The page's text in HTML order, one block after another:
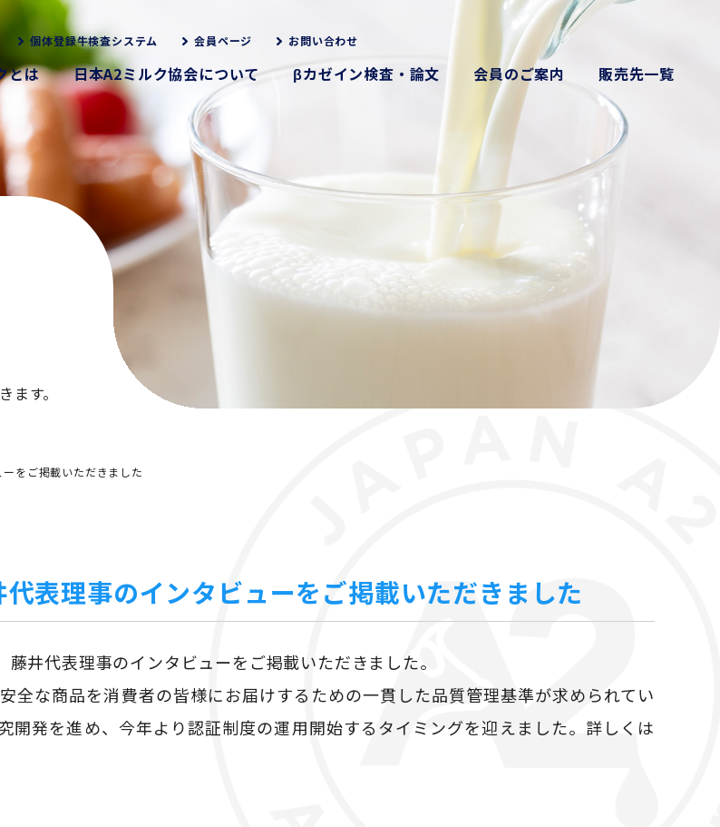
個体登録牛検査システム 会員ページ お問い合わせ
とは 日本A2ミルク協会について βカゼイン検査・論文 会員のご案内 販売先一覧
す。
をご掲載いただきました
代表理事のインタビューをご掲載いただきました
井代表理事のインタビューをご掲載いただきました。
全な商品を消費者の皆様にお届けするための一貫した品質管理基準が求められてい
開発を進め、今年より認証制度の運用開始するタイミングを迎えました。詳しくは